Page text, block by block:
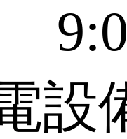
設